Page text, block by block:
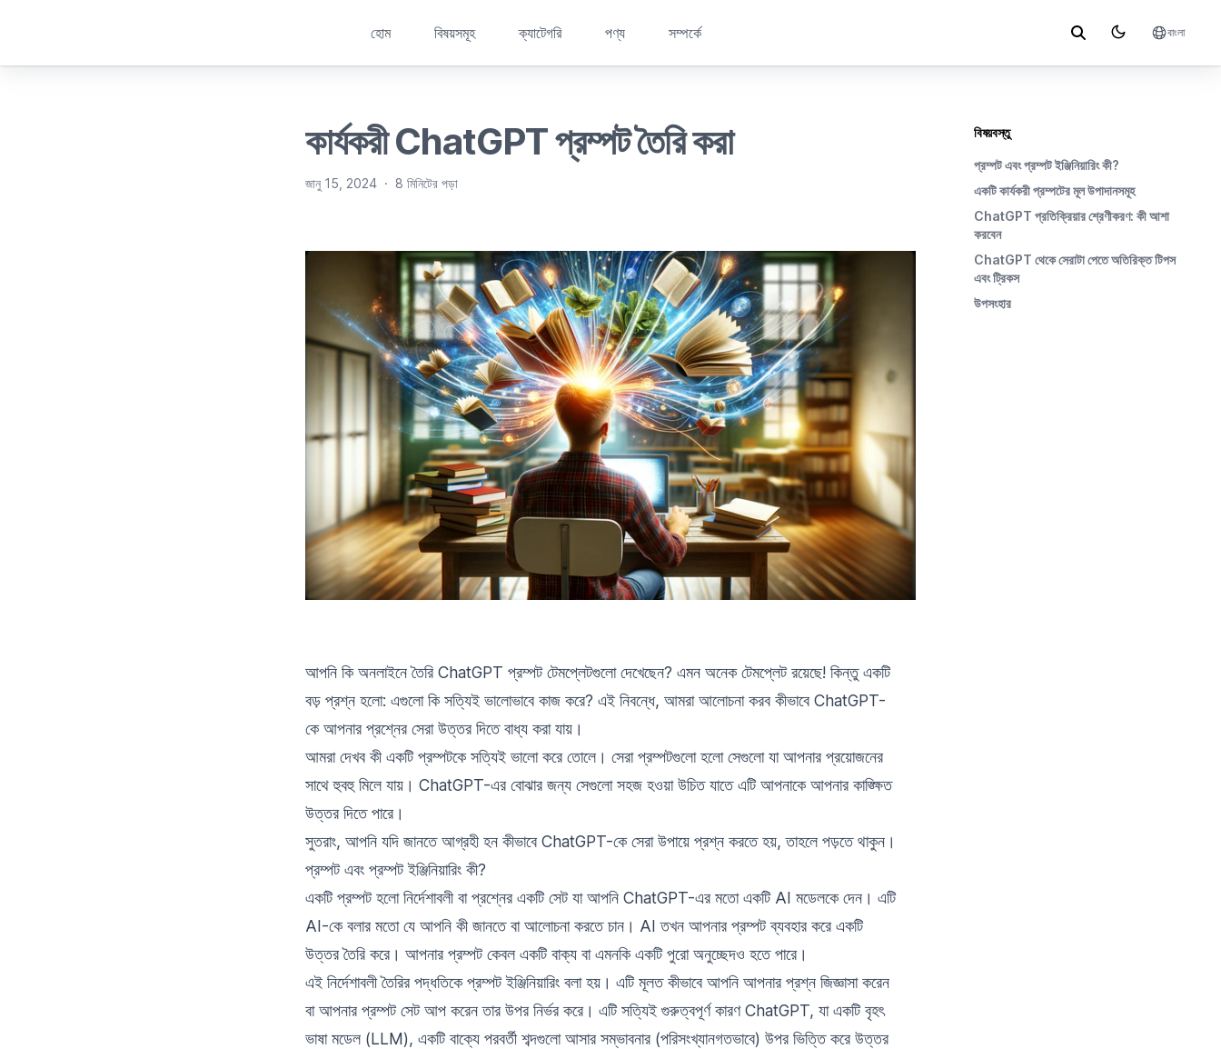
হোম বিষয়সমূহ ক্যাটেগরি পণ্য সম্পর্কে বাংলা
বিষয়বস্তু
প্রম্পট এবং প্রম্পট ইঞ্জিনিয়ারিং কী?
একটি কার্যকরী প্রম্পটের মূল উপাদানসমূহ
ChatGPT প্রতিক্রিয়ার শ্রেণীকরণ: কী আশা
করবেন
ChatGPT থেকে সেরাটা পেতে অতিরিক্ত টিপস
এবং ট্রিকস
উপসংহার
কার্যকরী ChatGPT প্রম্পট তৈরি করা
জানু 15, 2024 · 8 মিনিটের পড়া
আপনি কি অনলাইনে তৈরি ChatGPT প্রম্পট টেমপ্লেটগুলো দেখেছেন? এমন অনেক টেমপ্লেট রয়েছে! কিন্তু একটি
বড় প্রশ্ন হলো: এগুলো কি সত্যিই ভালোভাবে কাজ করে? এই নিবন্ধে, আমরা আলোচনা করব কীভাবে ChatGPT-
কে আপনার প্রশ্নের সেরা উত্তর দিতে বাধ্য করা যায়।
আমরা দেখব কী একটি প্রম্পটকে সত্যিই ভালো করে তোলে। সেরা প্রম্পটগুলো হলো সেগুলো যা আপনার প্রয়োজনের
সাথে হুবহু মিলে যায়। ChatGPT-এর বোঝার জন্য সেগুলো সহজ হওয়া উচিত যাতে এটি আপনাকে আপনার কাঙ্ক্ষিত
উত্তর দিতে পারে।
সুতরাং, আপনি যদি জানতে আগ্রহী হন কীভাবে ChatGPT-কে সেরা উপায়ে প্রশ্ন করতে হয়, তাহলে পড়তে থাকুন।
প্রম্পট এবং প্রম্পট ইঞ্জিনিয়ারিং কী?
একটি প্রম্পট হলো নির্দেশাবলী বা প্রশ্নের একটি সেট যা আপনি ChatGPT-এর মতো একটি AI মডেলকে দেন। এটি
AI-কে বলার মতো যে আপনি কী জানতে বা আলোচনা করতে চান। AI তখন আপনার প্রম্পট ব্যবহার করে একটি
উত্তর তৈরি করে। আপনার প্রম্পট কেবল একটি বাক্য বা এমনকি একটি পুরো অনুচ্ছেদও হতে পারে।
এই নির্দেশাবলী তৈরির পদ্ধতিকে প্রম্পট ইঞ্জিনিয়ারিং বলা হয়। এটি মূলত কীভাবে আপনি আপনার প্রশ্ন জিজ্ঞাসা করেন
বা আপনার প্রম্পট সেট আপ করেন তার উপর নির্ভর করে। এটি সত্যিই গুরুত্বপূর্ণ কারণ ChatGPT, যা একটি বৃহৎ
ভাষা মডেল (LLM), একটি বাক্যে পরবর্তী শব্দগুলো আসার সম্ভাবনার (পরিসংখ্যানগতভাবে) উপর ভিত্তি করে উত্তর